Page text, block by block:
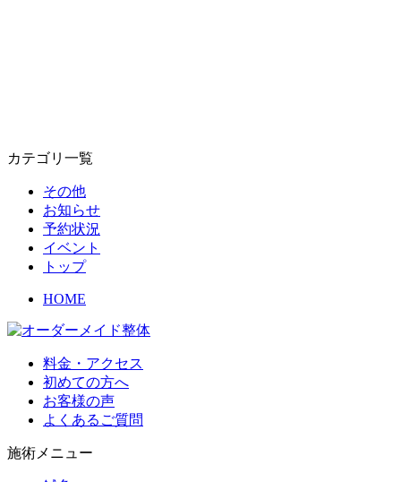
カテゴリ一覧
その他
お知らせ
予約状況
イベント
トップ
HOME
料金・アクセス
初めての方へ
お客様の声
よくあるご質問
施術メニュー